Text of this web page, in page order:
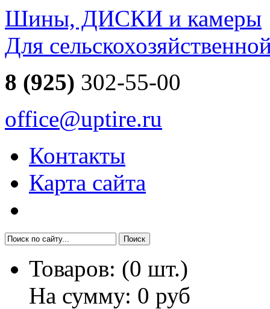
Шины, ДИСКИ и камеры
Для
8 (925) 302-55-00
office@uptire.ru
Контакты
Карта сайта
Товаров: (0 шт.)
На сумму: 0 руб